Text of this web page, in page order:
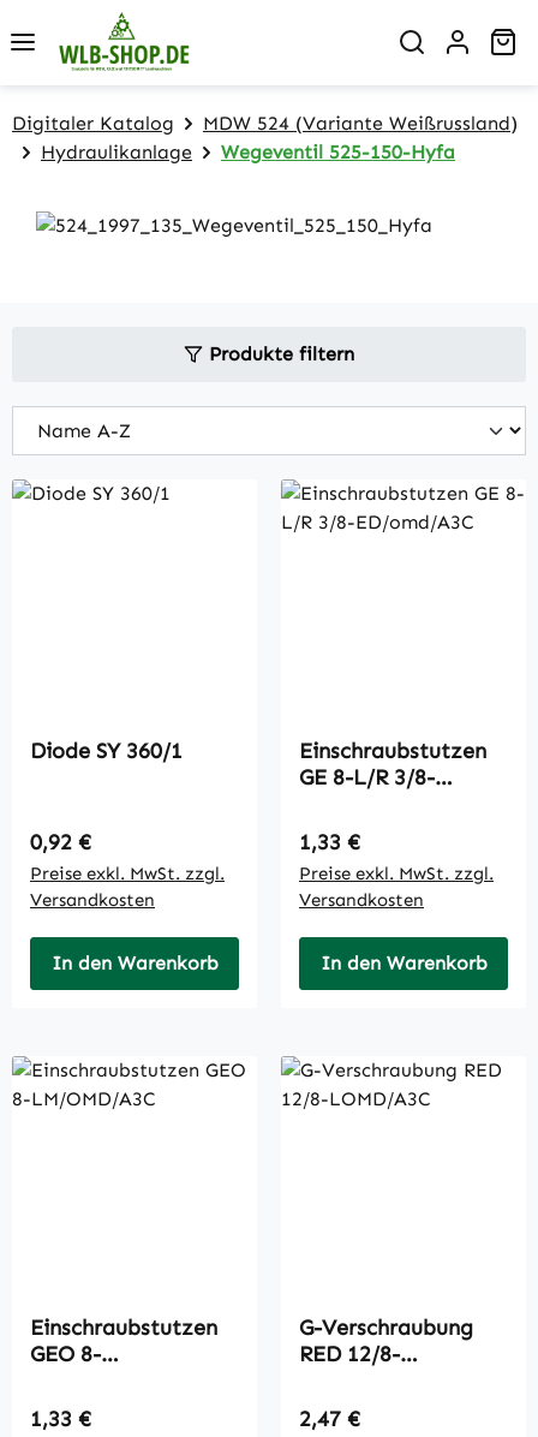
Zum Hauptinhalt springen
Digitaler Katalog
MDW 524 (Variante Weißrussland)
Hydraulikanlage
Wegeventil 525-150-Hyfa
Produkte filtern
Diode SY 360/1
Regulärer Preis:
0,92 €
Preise exkl. MwSt. zzgl.
Versandkosten
In den Warenkorb
Einschraubstutzen
GE 8-L/R 3/8-
Regulärer Preis:
1,33 €
Preise exkl. MwSt. zzgl.
Versandkosten
In den Warenkorb
Einschraubstutzen
GEO 8-
Regulärer Preis:
1,33 €
G-Verschraubung
RED 12/8-
Regulärer Preis:
2,47 €